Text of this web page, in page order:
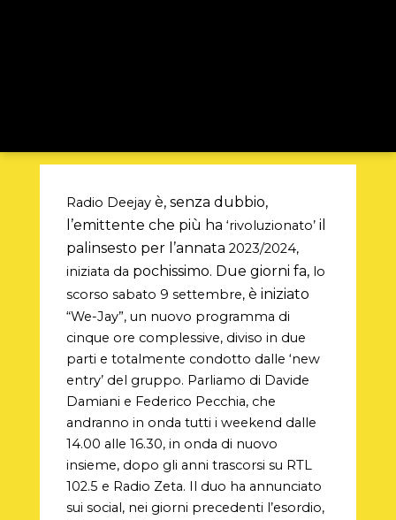
Radio Deejayè, senza dubbio,
l’emittente che più ha ‘rivoluzionato’il
palinsesto per l’annata 2023/2024,
iniziata da pochissimo. Due giorni fa,lo
scorso sabato 9 settembre,è iniziato
“We-Jay”, un nuovo programma di
cinque ore complessive, diviso in due
parti e totalmente condotto dalle ‘new
entry’ del gruppo. Parliamo di Davide
Damiani e Federico Pecchia, che
andranno in onda tutti i weekend dalle
14.00 alle 16.30, in onda di nuovo
insieme, dopo gli anni trascorsi su RTL
102.5 e Radio Zeta. Il duo ha annunciato
sui social, nei giorni precedenti l’esordio,